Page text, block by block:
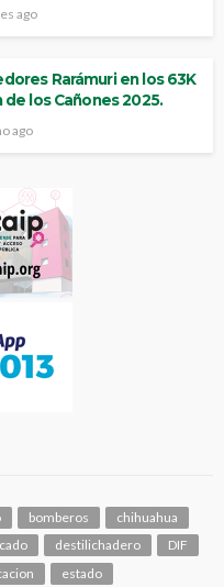
ago
Rarámuri en los 63K
los Cañones 2025.
ago
bomberos
chihuahua
destilichadero
DIF
estado